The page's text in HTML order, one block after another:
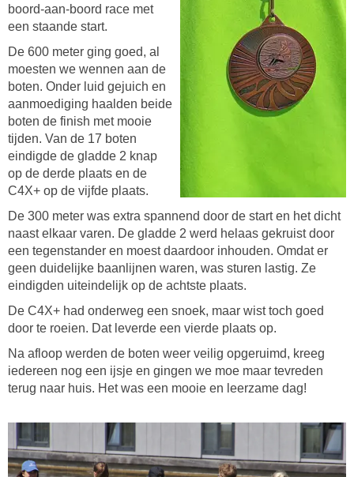
boord-aan-boord race met
een staande start.
De 600 meter ging goed, al
moesten we wennen aan de
boten. Onder luid gejuich en
aanmoediging haalden beide
boten de finish met mooie
tijden. Van de 17 boten
eindigde de gladde 2 knap
op de derde plaats en de
C4X+ op de vijfde plaats.
De 300 meter was extra spannend door de start en het dicht
naast elkaar varen. De gladde 2 werd helaas gekruist door
een tegenstander en moest daardoor inhouden. Omdat er
geen duidelijke baanlijnen waren, was sturen lastig. Ze
eindigden uiteindelijk op de achtste plaats.
De C4X+ had onderweg een snoek, maar wist toch goed
door te roeien. Dat leverde een vierde plaats op.
Na afloop werden de boten weer veilig opgeruimd, kreeg
iedereen nog een ijsje en gingen we moe maar tevreden
terug naar huis. Het was een mooie en leerzame dag!